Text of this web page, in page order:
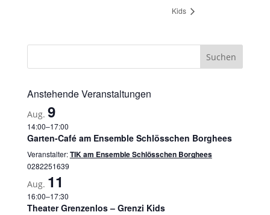
Kids
Anstehende Veranstaltungen
Aug. 9
14:00–17:00
Garten-Café am Ensemble Schlösschen Borghees
Veranstalter:TIK am Ensemble Schlösschen Borghees
0282251639
Aug. 11
16:00–17:30
Theater Grenzenlos – Grenzi Kids